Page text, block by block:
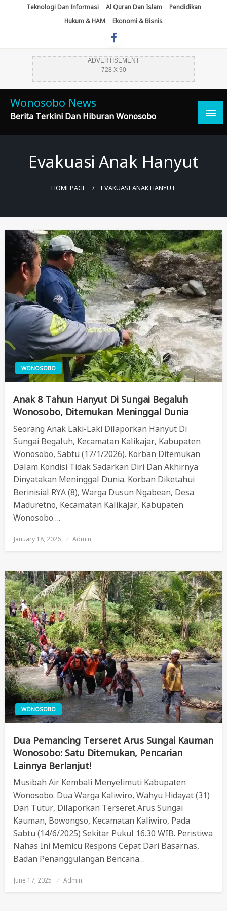
Teknologi Dan Informasi Al Quran Dan Islam
Pendidikan
Hukum & HAM
Ekonomi & Bisnis
ADVERTISEMENT
728 X 90
Wonosobo News
Berita Terkini Dan Hiburan Wonosobo
Evakuasi Anak Hanyut
HOMEPAGE EVAKUASI ANAK HANYUT
WONOSOBO
Anak 8 Tahun Hanyut Di Sungai Begaluh
Wonosobo, Ditemukan Meninggal Dunia
Seorang Anak Laki-Laki Dilaporkan Hanyut Di
Sungai Begaluh, Kecamatan Kalikajar, Kabupaten
Wonosobo, Sabtu (17/1/2026). Korban Ditemukan
Dalam Kondisi Tidak Sadarkan Diri Dan Akhirnya
Dinyatakan Meninggal Dunia. Korban Diketahui
Berinisial RYA (8), Warga Dusun Ngabean, Desa
Maduretno, Kecamatan Kalikajar, Kabupaten
Wonosobo….
Posted
January 18, 2026 Admin
WONOSOBO
Dua Pemancing Terseret Arus Sungai Kauman
Wonosobo: Satu Ditemukan, Pencarian
Lainnya Berlanjut!
Musibah Air Kembali Menyelimuti Kabupaten
Wonosobo. Dua Warga Kaliwiro, Wahyu Hidayat (31)
Dan Tutur, Dilaporkan Terseret Arus Sungai
Kauman, Bowongso, Kecamatan Kaliwiro, Pada
Sabtu (14/6/2025) Sekitar Pukul 16.30 WIB. Peristiwa
Nahas Ini Memicu Respons Cepat Dari Basarnas,
Badan Penanggulangan Bencana…
Posted
June 17, 2025 Admin